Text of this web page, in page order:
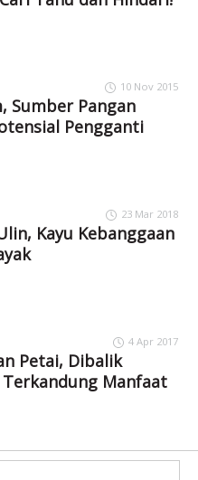
10 Nov 2015
Sumber Pangan
Pengganti
23 Mar 2018
Kayu Kebanggaan
4 Apr 2017
Petai, Dibalik
Terkandung Manfaat